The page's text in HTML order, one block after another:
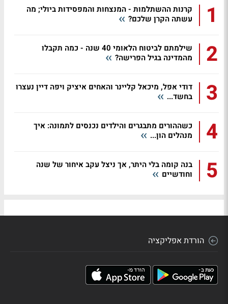
1
קרנות ההשתלמות - המנצחות והמפסידות ביולי; מה
עשתה הקרן שלכם?
2
שילמתם לביטוח הלאומי 40 שנה - כמה תקבלו
מהמדינה בגיל הפרישה?
3
דודי אפל, מיכאל קליינר והאחים איציק ויפה דיין נעצרו
בחשד...
4
כשההורים מתבגרים והילדים נכנסים לתמונה: איך
מנהלים הון...
5
בנה קומה בלי היתר, אך ניצל עקב איחור של שנה
וחודשיים
הורדת אפליקציה